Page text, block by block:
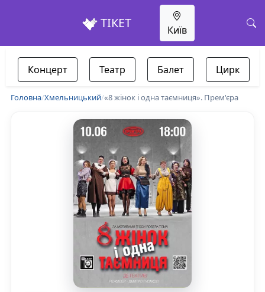
ТІКЕТ Київ
Концерт Театр Балет Цирк
Головна/Хмельницький/«8 жінок і одна таємниця». Прем'єра